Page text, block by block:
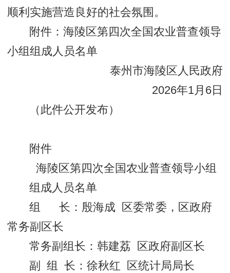
顺利实施营造良好的社会氛围。
附件：海陵区第四次全国农业普查领导
小组组成人员名单
泰州市海陵区人民政府
2026年1月6日
（此件公开发布）
附件
海陵区第四次全国农业普查领导小组
组成人员名单
组 长：殷海成 区委常委，区政府
常务副区长
常务副组长：韩建荔 区政府副区长
副 组 长：徐秋红 区统计局局长